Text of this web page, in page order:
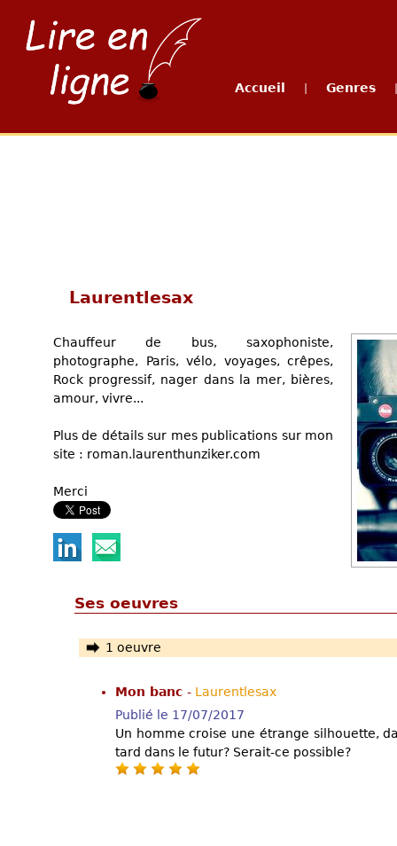
Accueil Genres
Laurentlesax
Chauffeur de bus, saxophoniste,
photographe, Paris, vélo, voyages, crêpes,
Rock progressif, nager dans la mer, bières,
amour, vivre...
Plus de détails sur mes publications sur mon
site : roman.laurenthunziker.com
Merci
Ses oeuvres
1 oeuvre
Mon banc - Laurentlesax
Publié le 17/07/2017
Un homme croise une étrange silhouette,
tard dans le futur? Serait-ce possible?